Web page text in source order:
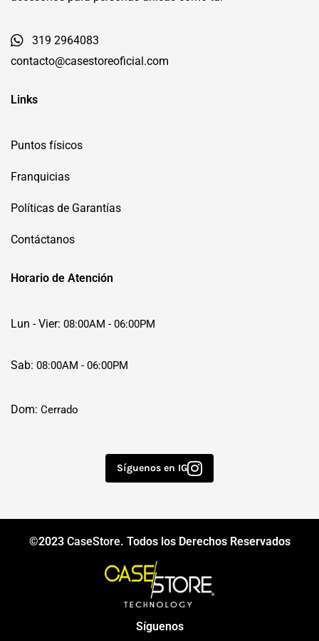
319 2964083
contacto@casestoreoficial.com
Links
Puntos físicos
Franquicias
Políticas de Garantías
Contáctanos
Horario de Atención
Lun - Vier: 08:00AM - 06:00PM
Sab: 08:00AM - 06:00PM
Dom: Cerrado
Síguenos en IG
©2023 CaseStore. Todos los Derechos Reservados
Síguenos